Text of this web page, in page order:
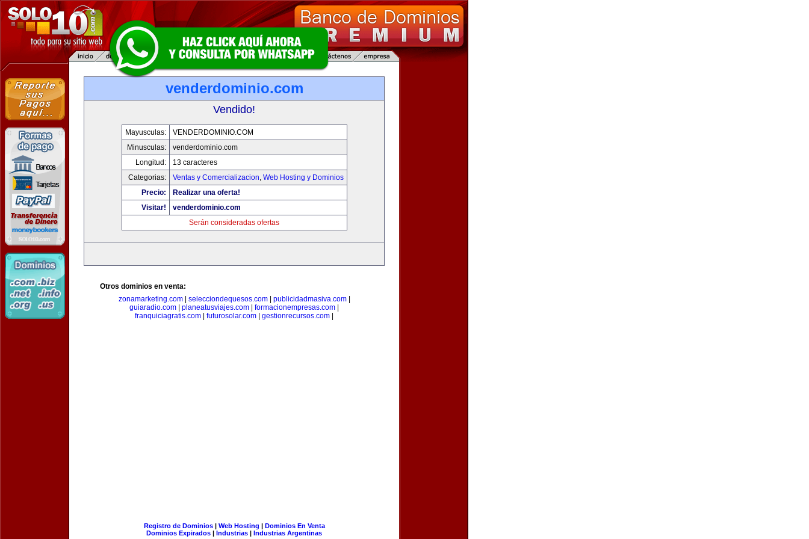
venderdominio.com
Vendido!
Mayusculas:
VENDERDOMINIO.COM
Minusculas:
venderdominio.com
Longitud:
13 caracteres
Categorias:
Ventas y Comercializacion, Web Hosting y Dominios
Precio:
Realizar una oferta!
Visitar!
venderdominio.com
Serán consideradas ofertas
Otros dominios en venta:
zonamarketing.com| selecciondequesos.com| publicidadmasiva.com|
guiaradio.com
planeatusviajes.com formacionempresas.com
franquiciagratis.com
futurosolar.com gestionrecursos.com
Registro de Dominios| Web Hosting | Dominios En Venta
Dominios Expirados | Industrias | Industrias Argentinas